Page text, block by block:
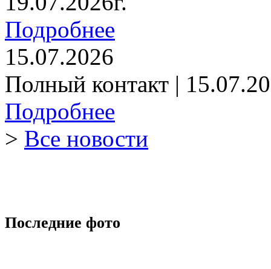
Подробнее
15.07.2026
Полный контакт |
Подробнее
> Все новости
Последние фото